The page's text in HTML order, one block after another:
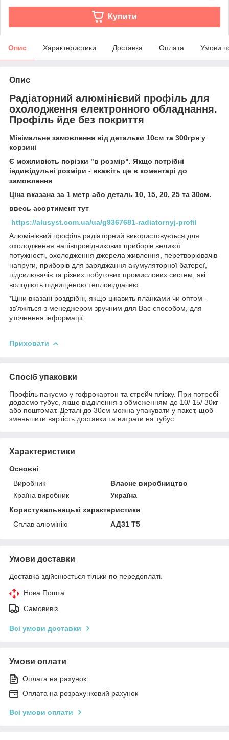
Купити
Опис Характеристики Доставка Оплата Умови
Опис
Радіаторний алюмінієвий профіль для
охолодження електронного обладнання.
Профіль йде без покриття
Мінімальне замовлення від детальки 10см та 300грн у
корзині
Є можливість порізки "в розмір". Якщо потрібні
індивідульні розміри - вкажіть це в коментарі до
замовлення
Ціна вказана за 1 метр або деталь 10, 15, 20, 25 та 30см.
ввесь асортимент тут
https://alusyst.com.ua/ua/g9367681-radiatornyj-profil
Алюмінієвий профіль радіаторний використовується для
охолодження напівпровідникових приборів великої
потужності, охолодження джерела живлення, перетворювачів
напруги, приборів для заряджання акумуляторної батереї,
підсилювачів та різних побутових промислових систем, які
володіють підвищеною тепловіддачею.
*Ціни вказані роздрібні, якщо цікавить планками чи оптом -
зв'яжіться з менеджером зручним для Вас способом, для
уточнення інформації.
Приховати
Спосіб упаковки
Профіль пакуємо у гофрокартон та стрейч плівку. При потребі
додаємо тубус, якщо відділення з обмеженням до 10/ 15/ 30кг
або поштомат. Деталі до 30см можна упакувати у пакет, щоб
зменьшити вартість доставки та витрати на тубус.
Характеристики
Основні
Виробник
Власне виробництво
Країна виробник
Україна
Користувальницькі характеристики
Сплав алюмінію
АД31 Т5
Умови доставки
Доставка здійснюється тільки по передоплаті.
Нова Пошта
Самовивіз
Всі умови доставки
Умови оплати
Оплата на рахунок
Оплата на розрахунковий рахунок
Всі умови оплати